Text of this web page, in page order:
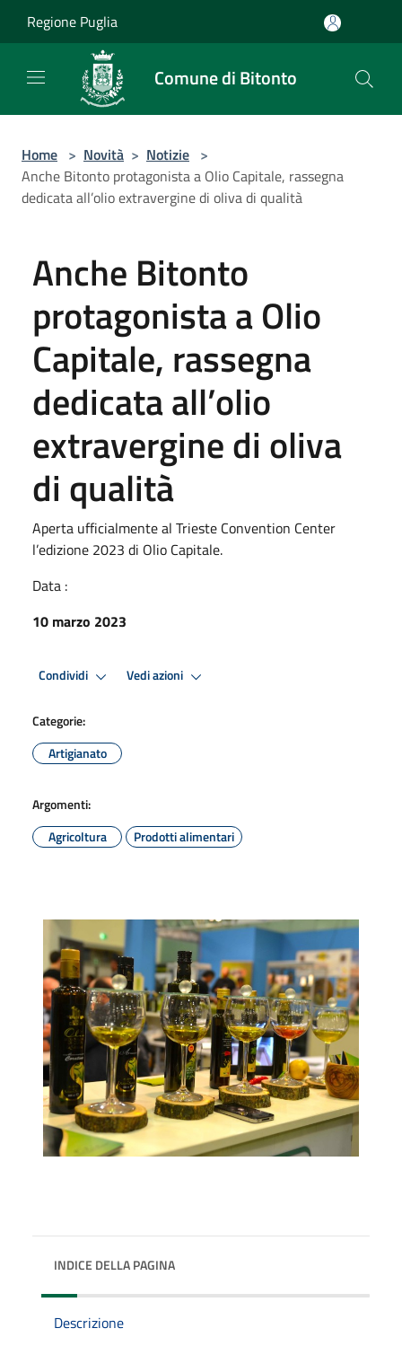
Regione Puglia
Comune di Bitonto
Home > Novità > Notizie >
Anche Bitonto protagonista a Olio Capitale, rassegna
dedicata all’olio extravergine di oliva di qualità
Anche Bitonto
protagonista a Olio
Capitale, rassegna
dedicata all’olio
extravergine di oliva
di qualità
Aperta ufficialmente al Trieste Convention Center
l’edizione 2023 di Olio Capitale.
Data :
10 marzo 2023
Condividi Vedi azioni
Categorie:
Artigianato
Argomenti:
Agricoltura
Prodotti alimentari
INDICE DELLA PAGINA
Descrizione